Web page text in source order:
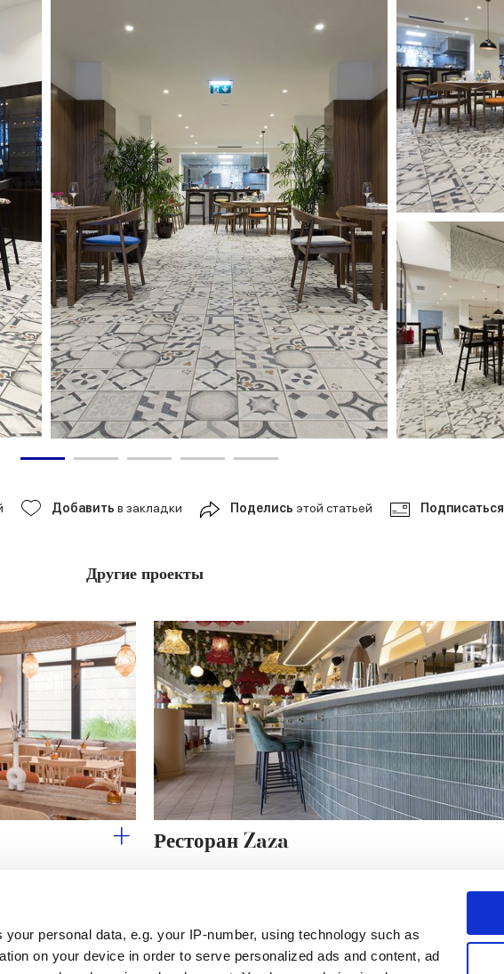
your personal data, e.g. your IP-number, using technology such as
on your device in order to serve personalized ads and content, ad
Добавить в закладки Поделись этой статьей Подписаться
Другие проекты
Ресторан Zaza
Полезные ссылки Юридическая зона Услуги